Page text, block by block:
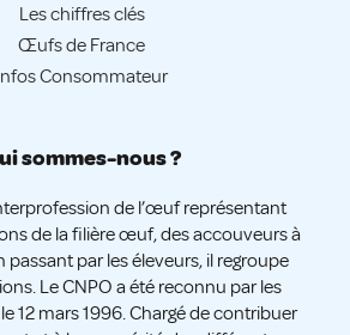
Les chiffres clés
Œufs de France
Consommateur
sommes-nous ?
de l’œuf représentant
de la filière œuf, des accouveurs à
passant par les éleveurs, il regroupe
Le CNPO a été reconnu par les
12 mars 1996. Chargé de contribuer